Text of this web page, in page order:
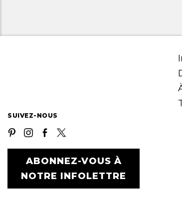
SUIVEZ-NOUS
ABONNEZ-VOUS À
NOTRE INFOLETTRE